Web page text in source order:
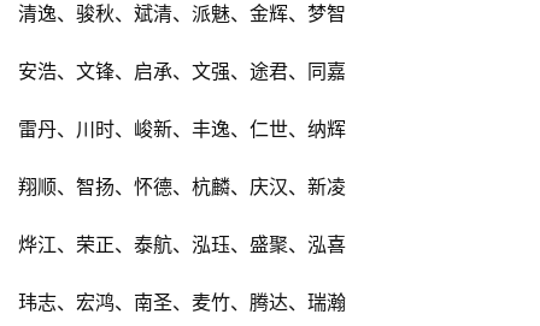
清逸、骏秋、斌清、派魅、金辉、梦智
安浩、文锋、启承、文强、途君、同嘉
雷丹、川时、峻新、丰逸、仁世、纳辉
翔顺、智扬、怀德、杭麟、庆汉、新凌
烨江、荣正、泰航、泓珏、盛聚、泓喜
玮志、宏鸿、南圣、麦竹、腾达、瑞瀚